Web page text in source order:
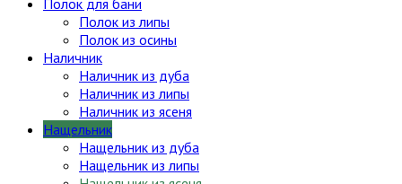
Полок из липы
Полок из осины
Наличник
Наличник из дуба
Наличник из липы
Наличник из ясеня
Нащельник
Нащельник из дуба
Нащельник из липы